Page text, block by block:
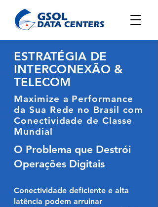
ESTRATÉGIA DE
INTERCONEXÃO &
TELECOM
Maximize a Performance
da Sua Rede no Brasil com
Conectividade de Classe
Mundial
O Problema que Destrói
Operações Digitais
Conectividade deficiente e alta
latência podem arruinar